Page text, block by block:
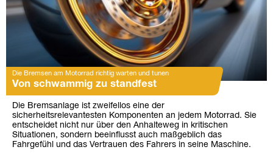
Die Bremsen am Motorrad richtig warten und tunen
Von schwammig zu standfest
Die Bremsanlage ist zweifellos eine der
sicherheitsrelevantesten Komponenten an jedem Motorrad. Sie
entscheidet nicht nur über den Anhalteweg in kritischen
Situationen, sondern beeinflusst auch maßgeblich das
Fahrgefühl und das Vertrauen des Fahrers in seine Maschine.